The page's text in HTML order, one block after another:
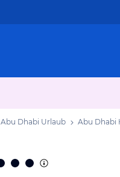
Abu Dhabi Urlaub Abu Dhabi